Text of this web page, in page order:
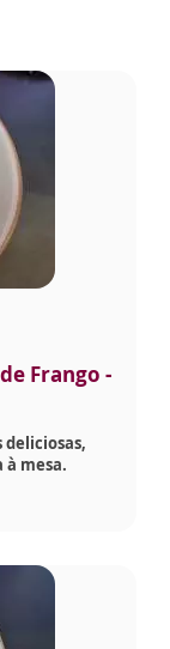
Frango -
deliciosas,
mesa.